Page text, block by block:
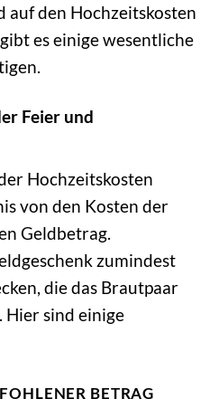
auf den Hochzeitskosten
es einige wesentliche
Feier und
Hochzeitskosten
von den Kosten der
Geldbetrag.
zumindest
die das Brautpaar
Hier sind einige
BETRAG